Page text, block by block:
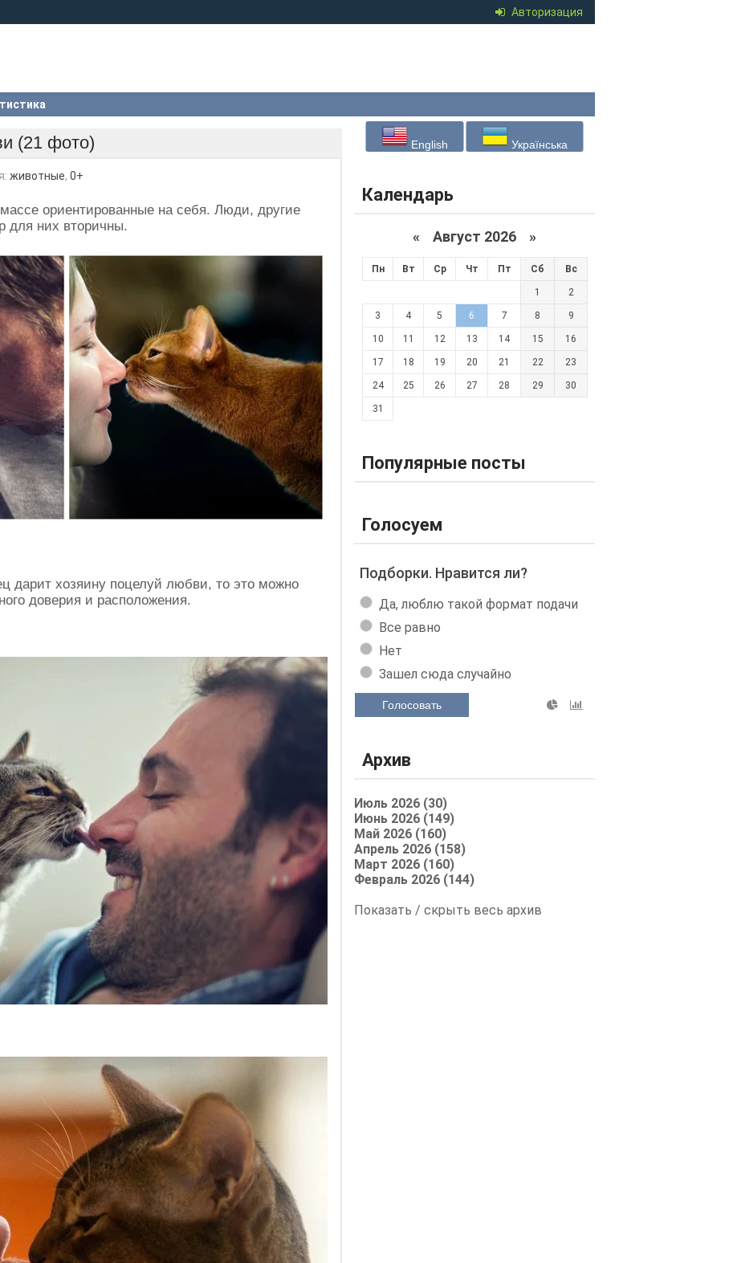
Авторизация
(21 фото)
животные, 0+
ориентированные на себя. Люди, другие
для них вторичны.
дарит хозяину поцелуй любви, то это можно
доверия и расположения.
English Українська
Календарь
« Август 2026 »
Пн Вт Ср Чт Пт Сб Вс
1 2
3 4 5 6 7 8 9
10 11 12 13 14 15 16
17 18 19 20 21 22 23
24 25 26 27 28 29 30
31
Популярные посты
Голосуем
Подборки. Нравится ли?
Да, люблю такой формат подачи
Все равно
Нет
Зашел сюда случайно
Голосовать
Архив
Июль 2026 (30)
Июнь 2026 (149)
Май 2026 (160)
Апрель 2026 (158)
Март 2026 (160)
Февраль 2026 (144)
Показать / скрыть весь архив